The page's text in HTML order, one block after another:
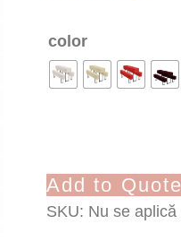
color
Add to Quote
SKU: Nu se aplică